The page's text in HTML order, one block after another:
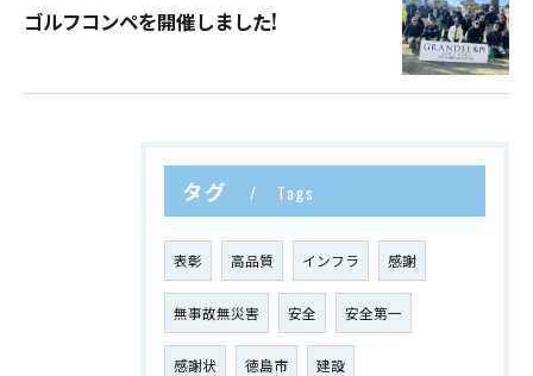
ゴルフコンペを開催しました!
タグ Tags
表彰 高品質 インフラ 感謝
無事故無災害 安全 安全第一
感謝状 徳島市 建設